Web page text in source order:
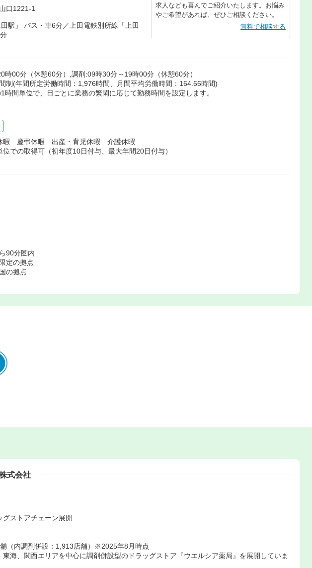
口1221-1
駅」 バス・車6分／上田電鉄別所線「上田
求人なども喜んでご紹介いたします。お悩み
やご希望があれば、ぜひご相談ください。
無料で相談する
時00分（休憩60分）,調剤:09時30分～19時00分（休憩60分）
制(年間所定労働時間：1,976時間、月間平均労働時間：164.66時間)
間単位で、日ごとに業務の繁閑に応じて勤務時間を設定します。
暇 慶弔休暇 出産・育児休暇 介護休暇
での取得可（初年度10日付与、最大年間20日付与）
90分圏内
定の拠点
の拠点
式会社
グストアチェーン展開
（内調剤併設：1,913店舗）※2025年8月時点
東海、関西エリアを中心に調剤併設型のドラッグストア『ウエルシア薬局』を展開していま